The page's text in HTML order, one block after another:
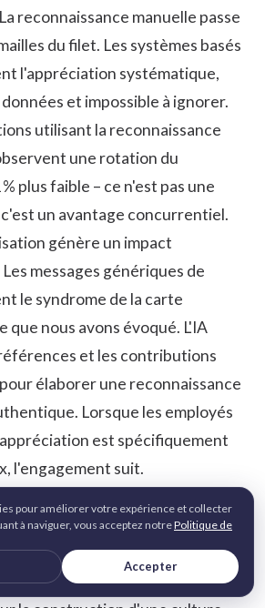
reconnaissance manuelle passe
du filet. Les systèmes basés
l'appréciation systématique,
et impossible à ignorer.
utilisant la reconnaissance
une rotation du
plus faible – ce n'est pas une
un avantage concurrentiel.
génère un impact
messages génériques de
le syndrome de la carte
que nous avons évoqué. L'IA
et les contributions
élaborer une reconnaissance
Lorsque les employés
est spécifiquement
l'engagement suit.
des heures à suivre qui
et quand. L'IA gère
pendant que vous vous
pour améliorer votre expérience et collecter
à naviguer, vous acceptez notrePolitique de
Accepter